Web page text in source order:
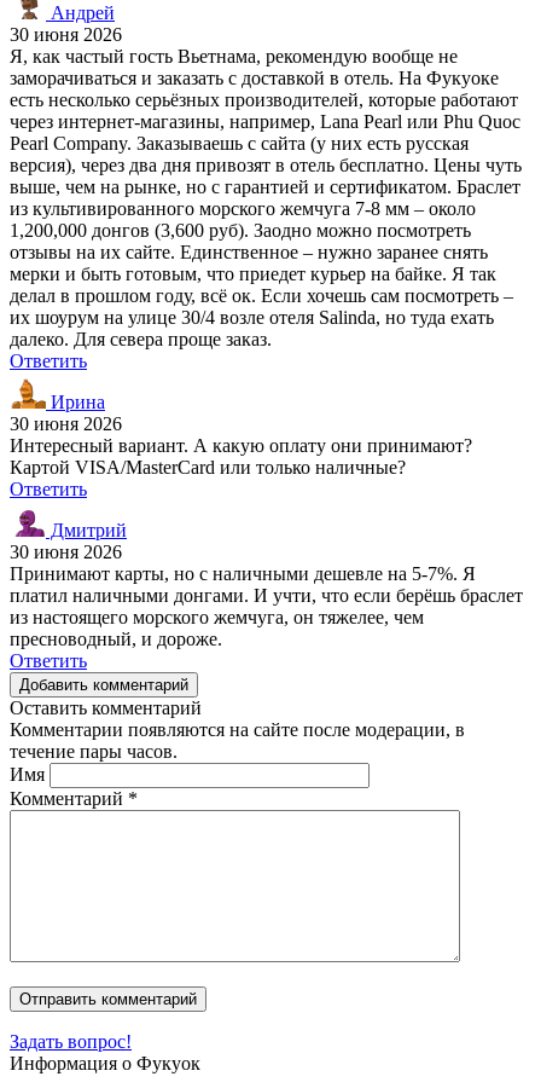
Андрей
30 июня 2026
Я, как частый гость Вьетнама, рекомендую вообще не
заморачиваться и заказать с доставкой в отель. На Фукуоке
есть несколько серьёзных производителей, которые работают
через интернет-магазины, например, Lana Pearl или Phu Quoc
Pearl Company. Заказываешь с сайта (у них есть русская
версия), через два дня привозят в отель бесплатно. Цены чуть
выше, чем на рынке, но с гарантией и сертификатом. Браслет
из культивированного морского жемчуга 7-8 мм – около
1,200,000 донгов (3,600 руб). Заодно можно посмотреть
отзывы на их сайте. Единственное – нужно заранее снять
мерки и быть готовым, что приедет курьер на байке. Я так
делал в прошлом году, всё ок. Если хочешь сам посмотреть –
их шоурум на улице 30/4 возле отеля Salinda, но туда ехать
далеко. Для севера проще заказ.
Ответить
Ирина
30 июня 2026
Интересный вариант. А какую оплату они принимают?
Картой VISA/MasterCard или только наличные?
Ответить
Дмитрий
30 июня 2026
Принимают карты, но с наличными дешевле на 5-7%. Я
платил наличными донгами. И учти, что если берёшь браслет
из настоящего морского жемчуга, он тяжелее, чем
пресноводный, и дороже.
Ответить
Добавить комментарий
Оставить комментарий
Комментарии появляются на сайте после модерации, в
течение пары часов.
Имя
Комментарий *
Задать вопрос!
Информация о Фукуок